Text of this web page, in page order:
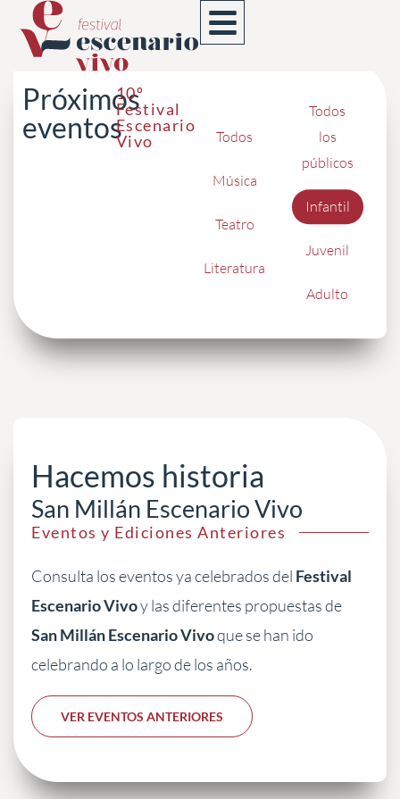
Próximos
eventos
10º
Festival
Escenario
Vivo
Todos
Música
Teatro
Literatura
Todos
los
públicos
Infantil
Juvenil
Adulto
Hacemos historia
San Millán Escenario Vivo
Eventos y Ediciones Anteriores
Consulta los eventos ya celebrados del Festival
Escenario Vivoy las diferentes propuestas de
San Millán Escenario Vivoque se han ido
celebrando a lo largo de los años.
VER EVENTOS ANTERIORES